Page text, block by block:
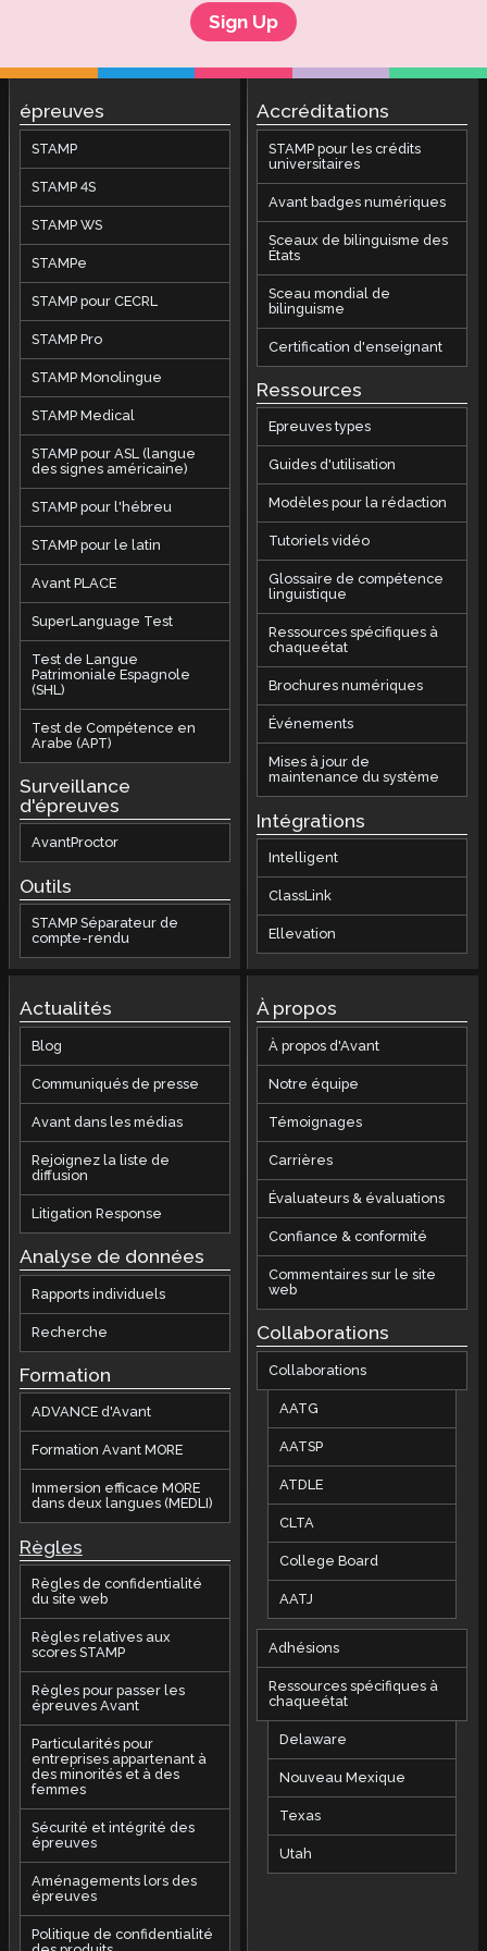
Sign Up
épreuves
STAMP
STAMP 4S
STAMP WS
STAMPe
STAMP pour CECRL
STAMP Pro
STAMP Monolingue
STAMP Medical
STAMP pour ASL (langue
des signes américaine)
STAMP pour l'hébreu
STAMP pour le latin
Avant PLACE
SuperLanguage Test
Test de Langue
Patrimoniale Espagnole
(SHL)
Test de Compétence en
Arabe (APT)
Surveillance
d'épreuves
AvantProctor
Outils
STAMP Séparateur de
compte-rendu
Accréditations
STAMP pour les crédits
universitaires
Avant badges numériques
Sceaux de bilinguisme des
États
Sceau mondial de
bilinguisme
Certification d'enseignant
Ressources
Epreuves types
Guides d'utilisation
Modèles pour la rédaction
Tutoriels vidéo
Glossaire de compétence
linguistique
Ressources spécifiques à
chaqueétat
Brochures numériques
Événements
Mises à jour de
maintenance du système
Intégrations
Intelligent
ClassLink
Ellevation
Actualités
Blog
Communiqués de presse
Avant dans les médias
Rejoignez la liste de
diffusion
Litigation Response
Analyse de données
Rapports individuels
Recherche
Formation
ADVANCE d'Avant
Formation Avant MORE
Immersion efficace MORE
dans deux langues (MEDLI)
Règles
Règles de confidentialité
du site web
Règles relatives aux
scores STAMP
Règles pour passer les
épreuves Avant
Particularités pour
entreprises appartenant à
des minorités et à des
femmes
Sécurité et intégrité des
épreuves
Aménagements lors des
épreuves
Politique de confidentialité
À propos
À propos d'Avant
Notre équipe
Témoignages
Carrières
Évaluateurs & évaluations
Confiance & conformité
Commentaires sur le site
web
Collaborations
Collaborations
AATG
AATSP
ATDLE
CLTA
College Board
AATJ
Adhésions
Ressources spécifiques à
chaqueétat
Delaware
Nouveau Mexique
Texas
Utah